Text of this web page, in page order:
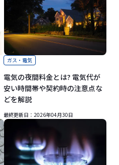
ガス・電気
電気の夜間料金とは? 電気代が
安い時間帯や契約時の注意点な
どを解説
最終更新日： 2026年04月30日